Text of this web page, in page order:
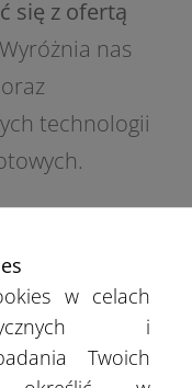
się z ofertą
Wyróżnia nas
technologii
WSZYSTKO
w celach
i
Twoich